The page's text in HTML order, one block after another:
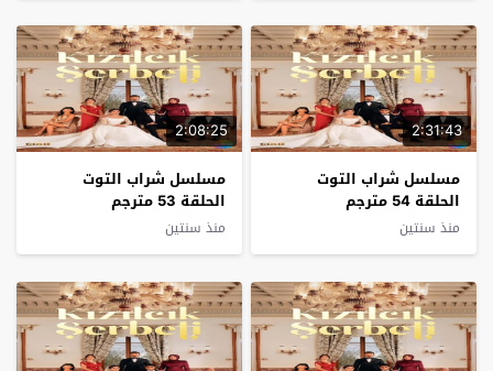
2:31:43
مسلسل شراب التوت
الحلقة 54 مترجم
منذ سنتين
2:08:25
مسلسل شراب التوت
الحلقة 53 مترجم
منذ سنتين